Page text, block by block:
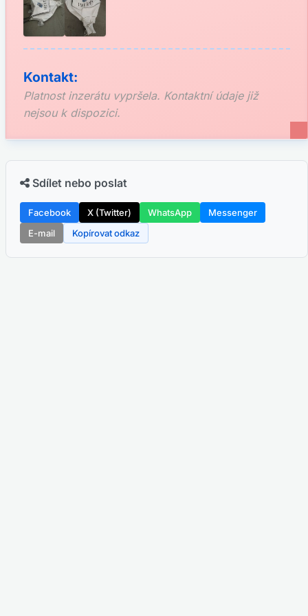
Kontakt:
Platnost inzerátu vypršela. Kontaktní údaje již
nejsou k dispozici.
Sdílet nebo poslat
Facebook X (Twitter) WhatsApp
Messenger
E-mail
Kopírovat odkaz